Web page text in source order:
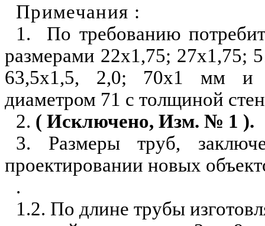
Примечания :
1. По требованию
размерами 22х1,75; 27х1,75;
63,5х1,5, 2,0; 70х1 мм и
диаметром 71 с толщиной
2. ( Исключено, Изм. № 1 ).
3. Размеры труб,
проектировании новых
.
1.2. По длине трубы